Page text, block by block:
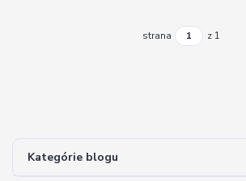
Kategórie blogu
strana z 1